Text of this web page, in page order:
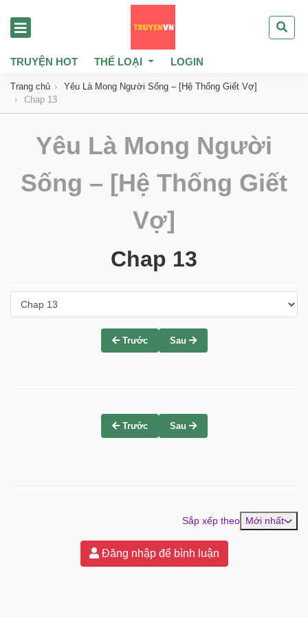
TRUYỆN HOT THỂ LOẠI LOGIN
Trang chủ
Yêu Là Mong Người Sống – [Hệ Thống Giết Vợ]
Chap 13
Yêu Là Mong Người
Sống – [Hệ Thống Giết
Vợ]
Chap 13
Trước Sau
Trước Sau
Sắp xếp theo Mới nhất
Đăng nhập để bình luận